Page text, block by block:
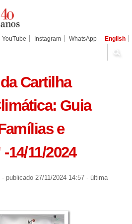
YouTube Instagram WhatsApp English
Cartilha
Guia
e
14/11/2024
- publicado27/11/2024 14:57 - última